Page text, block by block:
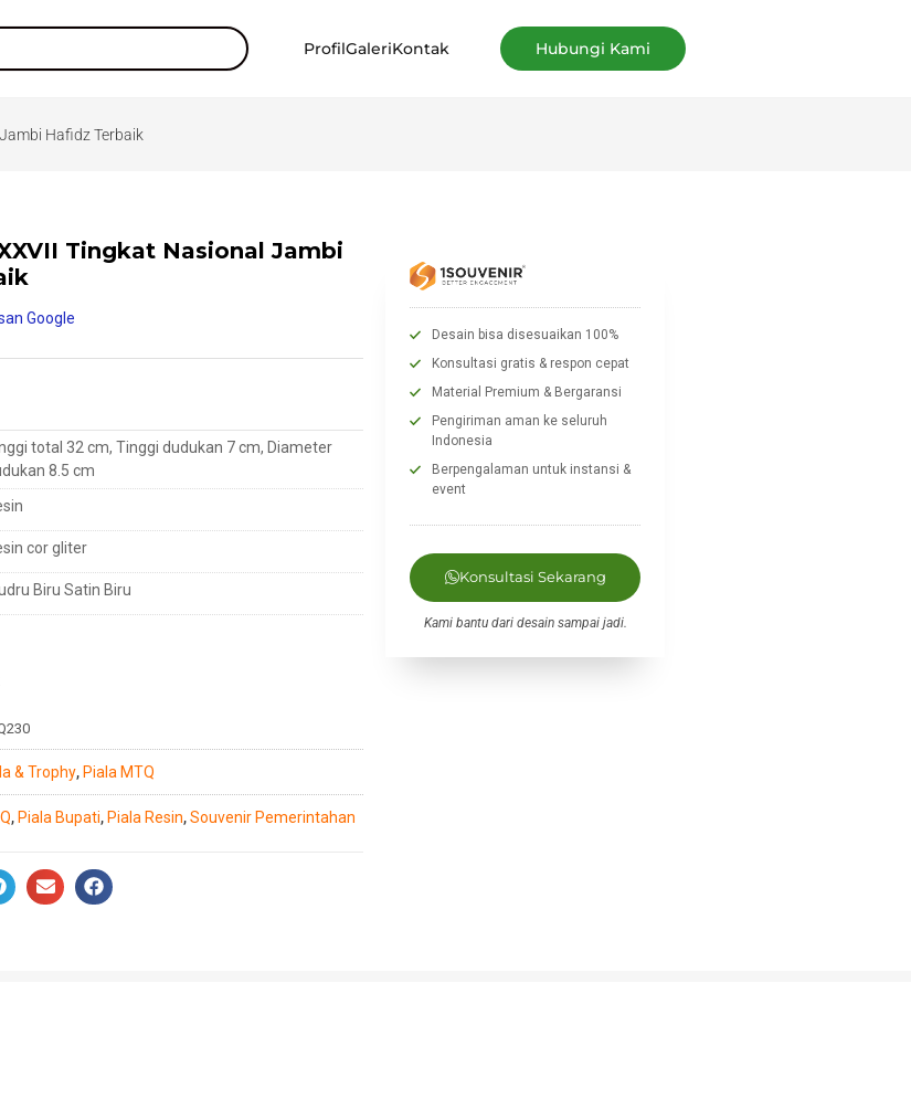
ProfilGaleriKontak Hubungi Kami
Hafidz Terbaik
Tingkat Nasional Jambi
Google
total 32 cm, Tinggi dudukan 7 cm, Diameter
8.5 cm
cor gliter
Biru Satin Biru
& Trophy, Piala MTQ
, Piala Bupati, Piala Resin, Souvenir Pemerintahan
Desain bisa disesuaikan 100%
Konsultasi gratis & respon cepat
Material Premium & Bergaransi
Pengiriman aman ke seluruh
Indonesia
Berpengalaman untuk instansi &
event
Konsultasi Sekarang
Kami bantu dari desain sampai jadi.